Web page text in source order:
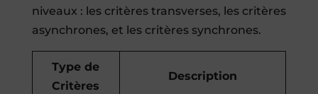
niveaux : les critères transverses, les critères
asynchrones, et les critères synchrones.
Type de
Critères
Description